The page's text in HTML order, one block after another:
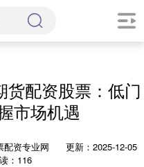
货配资股票：低门
市场机遇
配资专业网
更新：2025-12-05
：116